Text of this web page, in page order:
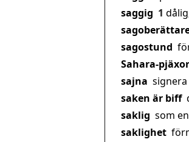
saggig 1
sagostund
Sahara-pjäxor
sajna signera
saken är biff
saklig som
saklighet